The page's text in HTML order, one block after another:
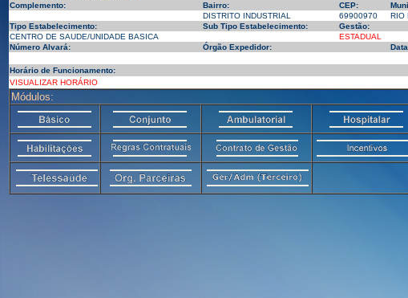
Complemento:
Bairro: CEP:
DISTRITO INDUSTRIAL
69900970 RIO
Tipo Estabelecimento:
Sub Tipo Estabelecimento: Gestão:
CENTRO DE SAUDE/UNIDADE BASICA
ESTADUAL
Número Alvará:
Órgão Expedidor:
Horário de Funcionamento:
VISUALIZAR HORÁRIO
Módulos: